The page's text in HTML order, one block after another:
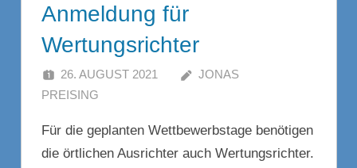
Anmeldung für
Wertungsrichter
26. AUGUST 2021
JONAS
PREISING
Für die geplanten Wettbewerbstage benötigen
die örtlichen Ausrichter auch Wertungsrichter.